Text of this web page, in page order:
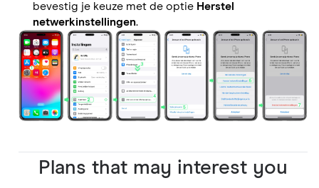
bevestig je keuze met de optie Herstel
netwerkinstellingen.
Plans that may interest you